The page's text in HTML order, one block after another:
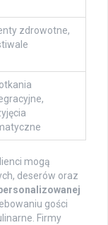
zdrowotne,
mogą
deserów oraz
gości
Firmy